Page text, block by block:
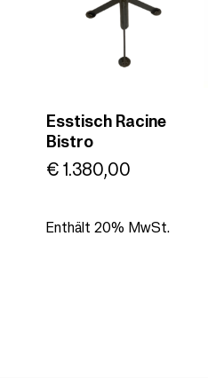
Esstisch Racine
Bistro
€1.380,00
Enthält 20% MwSt.